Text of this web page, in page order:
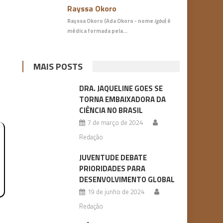
Rayssa Okoro
Rayssa Okoro (Ada Okoro - nome igbo) é
médicaformada pela…
MAIS POSTS
DRA. JAQUELINE GOES SE
TORNA EMBAIXADORA DA
CIÊNCIA NO BRASIL
7 de março de 2024
Redação
JUVENTUDE DEBATE
PRIORIDADES PARA
DESENVOLVIMENTO GLOBAL
19 de junho de 2024
Redação